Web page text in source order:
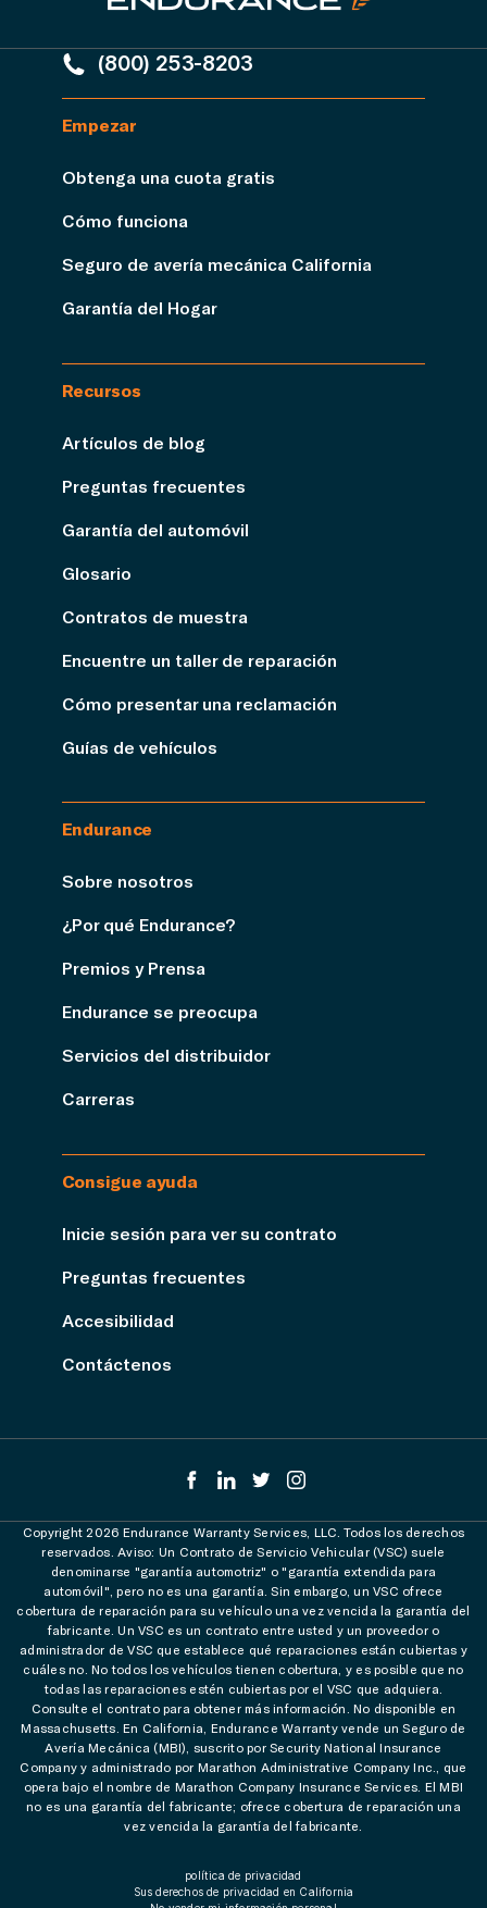
(800) 253-8203
Empezar
Obtenga una cuota gratis
Cómo funciona
Seguro de avería mecánica California
Garantía del Hogar
Recursos
Artículos de blog
Preguntas frecuentes
Garantía del automóvil
Glosario
Contratos de muestra
Encuentre un taller de reparación
Cómo presentar una reclamación
Guías de vehículos
Endurance
Sobre nosotros
¿Por qué Endurance?
Premios y Prensa
Endurance se preocupa
Servicios del distribuidor
Carreras
Consigue ayuda
Inicie sesión para ver su contrato
Preguntas frecuentes
Accesibilidad
Contáctenos
Copyright 2026 Endurance Warranty Services, LLC. Todos los derechos
reservados. Aviso: Un Contrato de Servicio Vehicular (VSC) suele
denominarse "garantía automotriz" o "garantía extendida para
automóvil", pero no es una garantía. Sin embargo, un VSC ofrece
cobertura de reparación para su vehículo una vez vencida la garantía del
fabricante. Un VSC es un contrato entre usted y un proveedor o
administrador de VSC que establece qué reparaciones están cubiertas y
cuáles no. No todos los vehículos tienen cobertura, y es posible que no
todas las reparaciones estén cubiertas por el VSC que adquiera.
Consulte el contrato para obtener más información. No disponible en
Massachusetts. En California, Endurance Warranty vende un Seguro de
Avería Mecánica (MBI), suscrito por Security National Insurance
Company y administrado por Marathon Administrative Company Inc., que
opera bajo el nombre de Marathon Company Insurance Services. El MBI
no es una garantía del fabricante; ofrece cobertura de reparación una
vez vencida la garantía del fabricante.
política de privacidad
Sus derechos de privacidad en California